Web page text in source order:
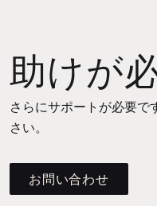
助けが
さらにサポートが必要で
さい。
お問い合わせ